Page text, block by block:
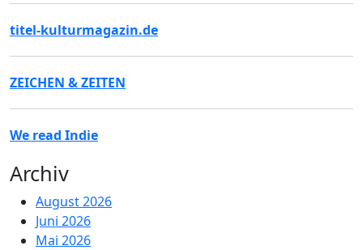
titel-kulturmagazin.de
ZEICHEN & ZEITEN
We read Indie
Archiv
August 2026
Juni 2026
Mai 2026